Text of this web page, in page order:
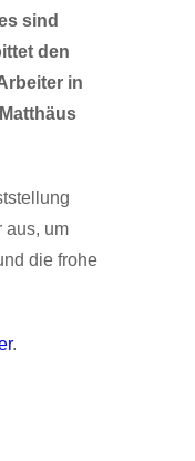
sind
den
in
aus, um
die frohe
.